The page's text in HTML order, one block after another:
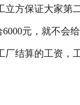
立方保证大家第
元，就不会给
厂结算的工资，